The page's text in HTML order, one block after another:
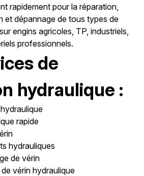
rapidement pour la réparation,
et dépannage de tous types de
engins agricoles, TP, industriels,
professionnels.
de
hydraulique :
rapide
hydrauliques
de vérin
vérin hydraulique